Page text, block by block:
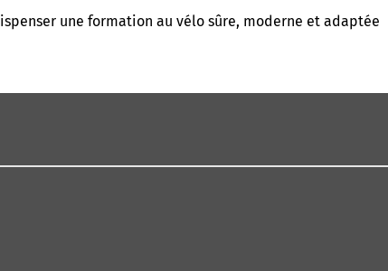
une formation au vélo sûre, moderne et adaptée